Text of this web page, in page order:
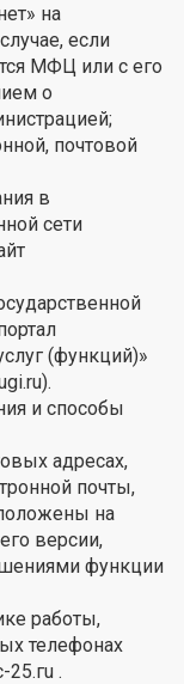
на
если
МФЦ или с его
о
почтовой
в
сети
(функций)»
и способы
адресах,
почты,
на
версии,
функции
работы,
телефонах
.